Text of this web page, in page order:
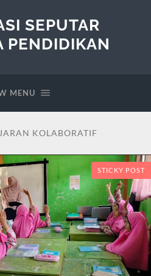
SEPUTAR
PENDIDIKAN
MENU
KOLABORATIF
STICKY POST